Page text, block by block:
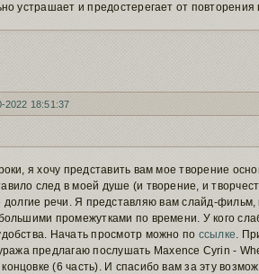
устрашает и предостерегает от повторения
2022 18:51:37
я хочу представить вам мое творение
след в моей душе (и творение, и
речи. Я представляю вам слайд-фильм,
промежутками по времени. У кого
Начать просмотр можно по ссылке.
предлагаю послушать Maxence Cyrin -
(6 часть). И спасибо вам за эту